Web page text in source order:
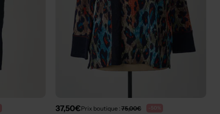
37,50€Prix boutique : 75,00€ -50%